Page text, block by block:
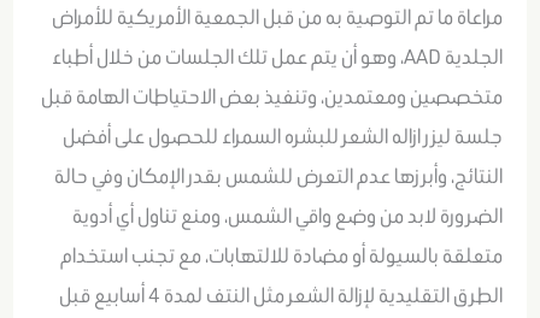
مراعاة ما تم التوصية به من قبل الجمعية الأمريكية للأمراض
الجلدية AAD، وهو أن يتم عمل تلك الجلسات من خلال أطباء
متخصصين ومعتمدين، وتنفيذ بعض الاحتياطات الهامة قبل
جلسة ليزر ازاله الشعر للبشره السمراء للحصول على أفضل
النتائج، وأبرزها عدم التعرض للشمس بقدر الإمكان وفي حالة
الضرورة لابد من وضع واقي الشمس، ومنع تناول أي أدوية
متعلقة بالسيولة أو مضادة للالتهابات، مع تجنب استخدام
الطرق التقليدية لإزالة الشعر مثل النتف لمدة 4 أسابيع قبل